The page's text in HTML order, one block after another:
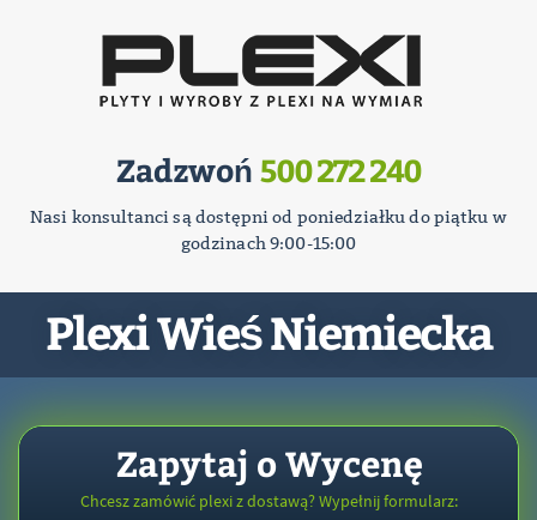
Zadzwoń 500 272 240
Nasi konsultanci są dostępni od poniedziałku do piątku w
godzinach 9:00-15:00
Plexi Wieś Niemiecka
Zapytaj o Wycenę
Chcesz zamówić plexi z dostawą? Wypełnij formularz: